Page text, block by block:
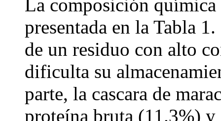
La composición química
presentada en la Tabla
de un residuo con alto
dificulta su
parte, la cascara de
proteína bruta (11.3%)